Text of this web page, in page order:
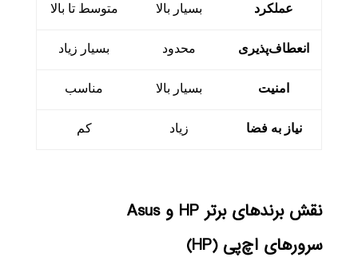
عملکرد بسیار بالا متوسط تا بالا
انعطاف‌پذیری محدود بسیار زیاد
امنیت بسیار بالا مناسب
نیاز به فضا زیاد کم
نقش برندهای برتر HP و Asus
سرورهای اچ‌پی (HP)